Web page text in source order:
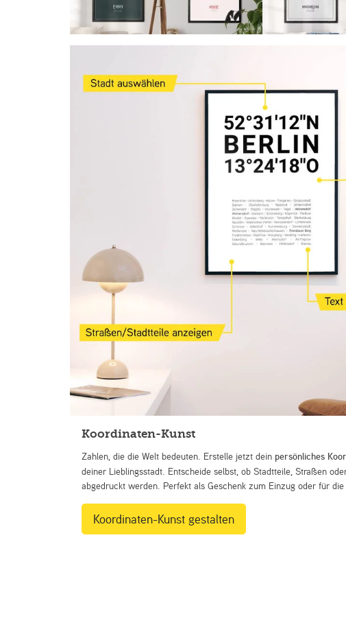
Koordinaten-Kunst
Zahlen, die die Welt bedeuten. Erstelle jetzt dein persönliches
deiner Lieblingsstadt. Entscheide selbst, ob Stadtteile, Straßen
abgedruckt werden. Perfekt als Geschenk zum Einzug oder für die
Koordinaten-Kunst gestalten